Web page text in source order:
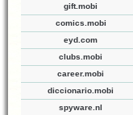
gift.mobi
comics.mobi
eyd.com
clubs.mobi
career.mobi
diccionario.mobi
spyware.nl